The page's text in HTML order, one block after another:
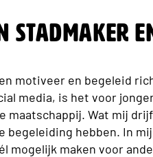
Stadmaker
motiveer en begeleid
media, is het voor
maatschappij. Wat mij
begeleiding hebben. In
mogelijk maken voor